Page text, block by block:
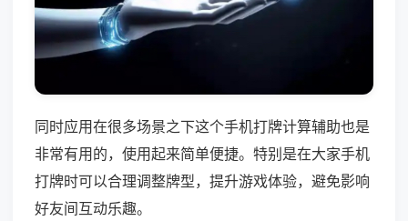
同时应用在很多场景之下这个手机打牌计算辅助也是
非常有用的，使用起来简单便捷。特别是在大家手机
打牌时可以合理调整牌型，提升游戏体验，避免影响
好友间互动乐趣。